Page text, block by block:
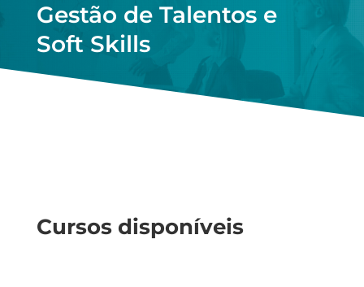
Gestão de Talentos e
Soft Skills
Cursos disponíveis